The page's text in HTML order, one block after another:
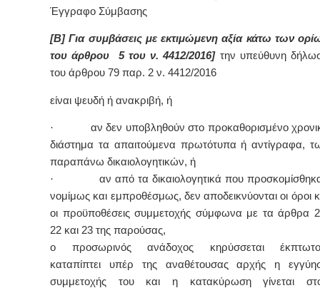
Έγγραφο Σύμβασης
[Β] Για συμβάσεις με εκτιμώμενη αξία κάτω των
του άρθρου 5 του ν. 4412/2016] την υπεύθυνη
του άρθρου 79 παρ. 2 ν. 4412/2016
είναι ψευδή ή ανακριβή, ή
·
αν δεν υποβληθούν στο προκαθορισμένο
διάστημα τα απαιτούμενα πρωτότυπα ή αντίγραφα,
παραπάνω δικαιολογητικών, ή
·
αν από τα δικαιολογητικά που
νομίμως και εμπροθέσμως, δεν αποδεικνύονται οι όροι
οι προϋποθέσεις συμμετοχής σύμφωνα με τα άρθρα
22 και 23 της παρούσας,
ο προσωρινός ανάδοχος κηρύσσεται
καταπίπτει υπέρ της αναθέτουσας αρχής η
συμμετοχής του και η κατακύρωση γίνεται